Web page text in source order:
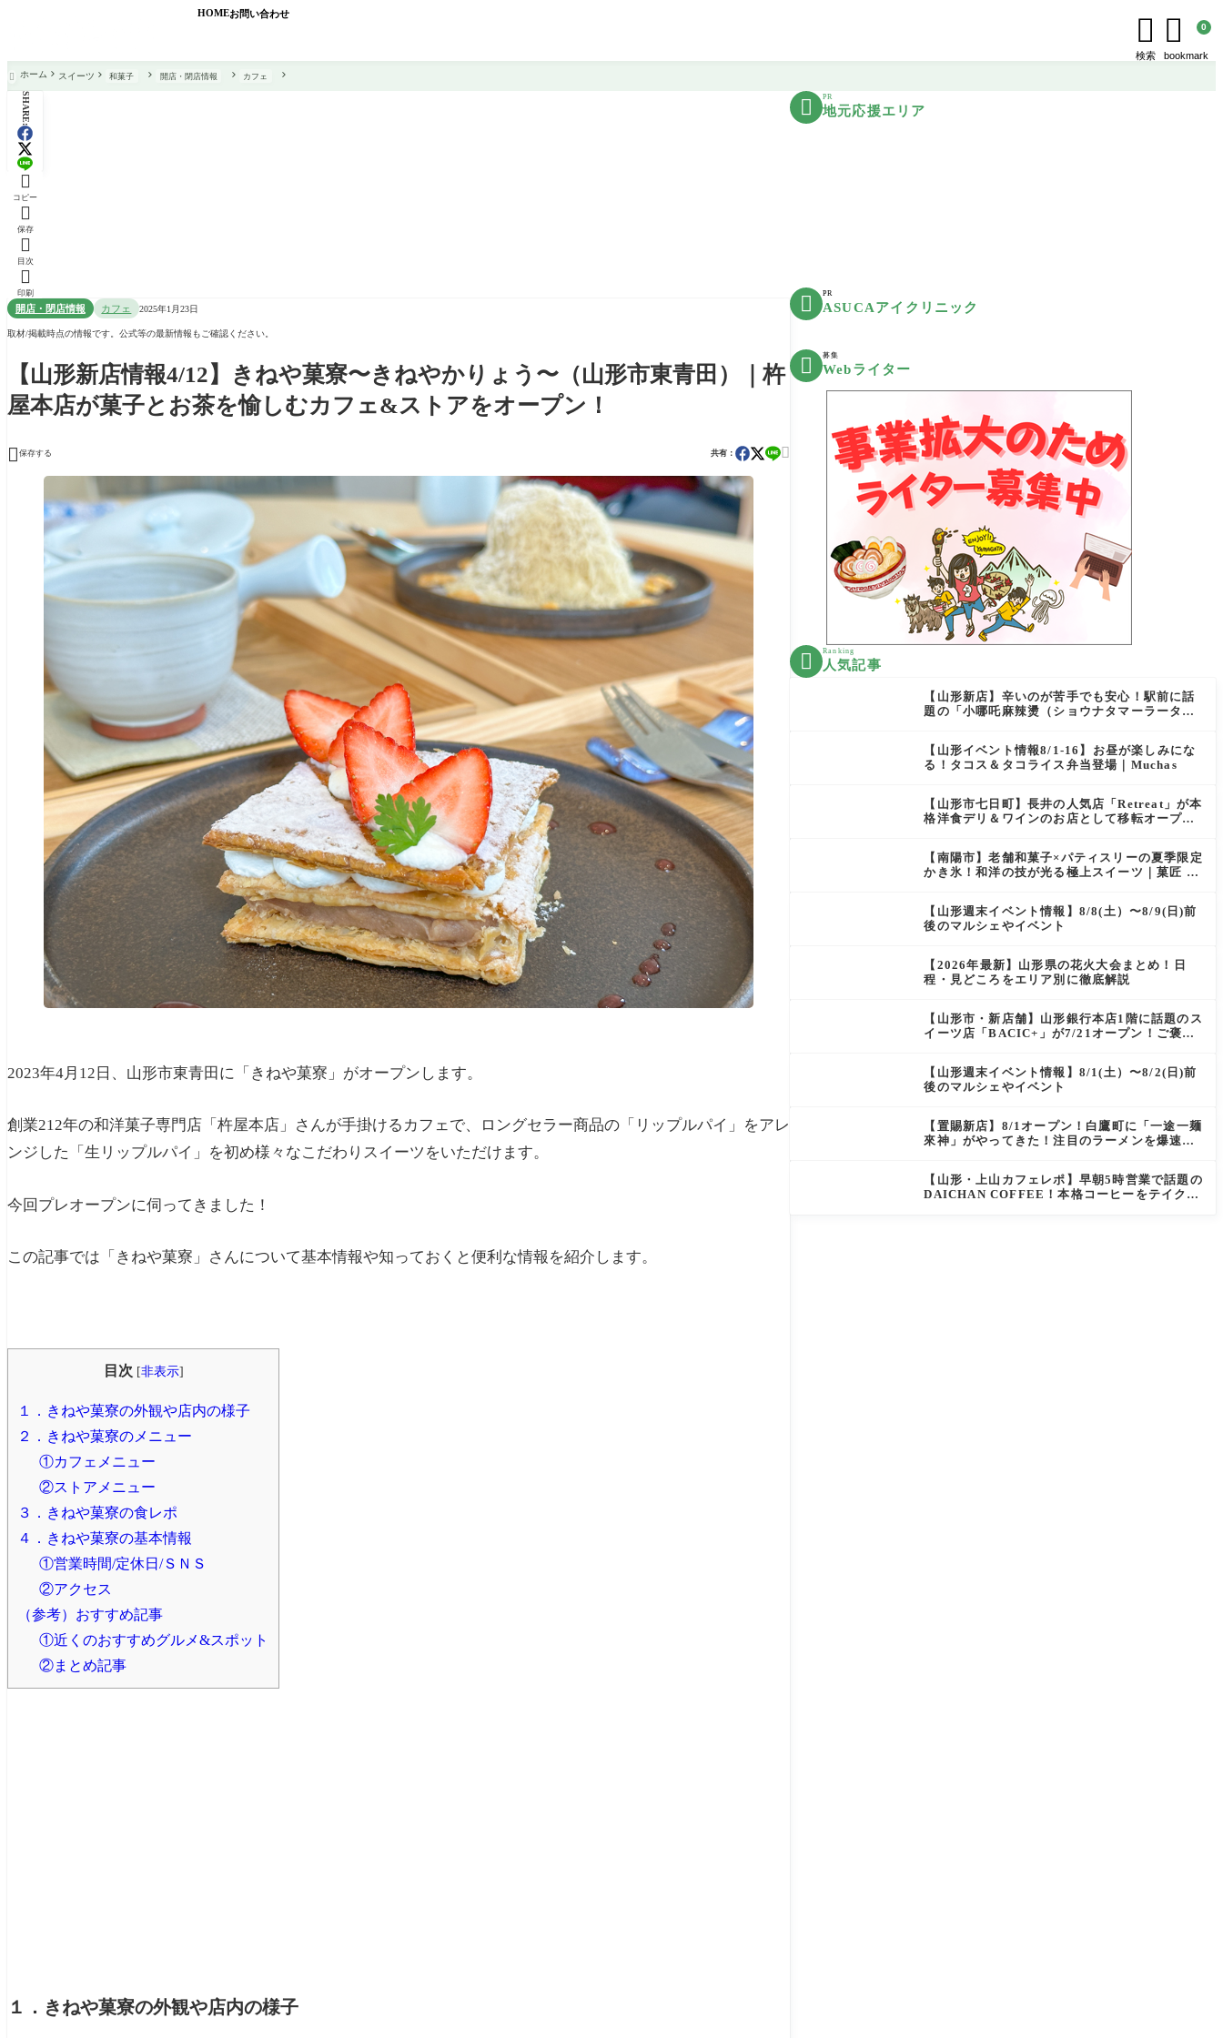
HOMEお問い合わせ 
検索
 0
bookmark
 ホーム スイーツ 和菓子 開店・閉店情報 カフェ
SHARE:

コピー

保存

目次

印刷
開店・閉店情報 カフェ 2025年1月23日
取材/掲載時点の情報です。公式等の最新情報もご確認ください。
【山形新店情報4/12】きねや菓寮〜きねやかりょう〜（山形市東青田）｜杵
屋本店が菓子とお茶を愉しむカフェ&ストアをオープン！
 保存する 共有： 
2023年4月12日、山形市東青田に「きねや菓寮」がオープンします。
創業212年の和洋菓子専門店「杵屋本店」さんが手掛けるカフェで、ロングセラー商品の「リップルパイ」をアレ
ンジした「生リップルパイ」を初め様々なこだわりスイーツをいただけます。
今回プレオープンに伺ってきました！
この記事では「きねや菓寮」さんについて基本情報や知っておくと便利な情報を紹介します。
目次 [非表示]
１．きねや菓寮の外観や店内の様子
２．きねや菓寮のメニュー
①カフェメニュー
②ストアメニュー
３．きねや菓寮の食レポ
４．きねや菓寮の基本情報
①営業時間/定休日/ＳＮＳ
②アクセス
（参考）おすすめ記事
①近くのおすすめグルメ&スポット
②まとめ記事
１．きねや菓寮の外観や店内の様子
 PR
地元応援エリア
 PR
ASUCAアイクリニック
 募集
Webライター
 Ranking
人気記事
【山形新店】辛いのが苦手でも安心！駅前に話
題の「小哪吒麻辣燙（ショウナタマーラータ
【山形イベント情報8/1-16】お昼が楽しみにな
る！タコス＆タコライス弁当登場｜Muchas
【山形市七日町】長井の人気店「Retreat」が本
格洋食デリ＆ワインのお店として移転オープン
【南陽市】老舗和菓子×パティスリーの夏季限定
かき氷！和洋の技が光る極上スイーツ｜菓匠 萬
【山形週末イベント情報】8/8(土）〜8/9(日)前
後のマルシェやイベント
【2026年最新】山形県の花火大会まとめ！日
程・見どころをエリア別に徹底解説
【山形市・新店舗】山形銀行本店1階に話題のス
イーツ店「BACIC+」が7/21オープン！ご褒美
【山形週末イベント情報】8/1(土）〜8/2(日)前
後のマルシェやイベント
【置賜新店】8/1オープン！白鷹町に「一途一麺
來神」がやってきた！注目のラーメンを爆速実
【山形・上山カフェレポ】早朝5時営業で話題の
DAICHAN COFFEE！本格コーヒーをテイクア